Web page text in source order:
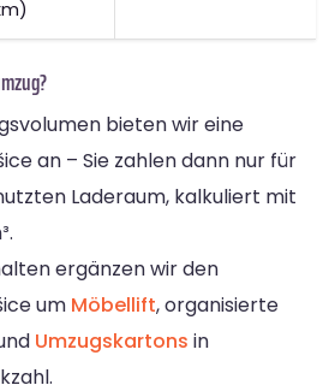
bieten wir eine
an – Sie zahlen dann nur für
Laderaum, kalkuliert mit
ergänzen wir den
um Möbellift, organisierte
Umzugskartons in